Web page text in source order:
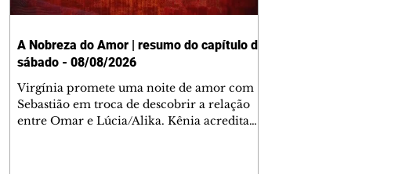
A Nobreza do Amor | resumo do capítulo de
sábado - 08/08/2026
Virgínia promete uma noite de amor com
Sebastião em troca de descobrir a relação
entre Omar e Lúcia/Alika. Kênia acredita